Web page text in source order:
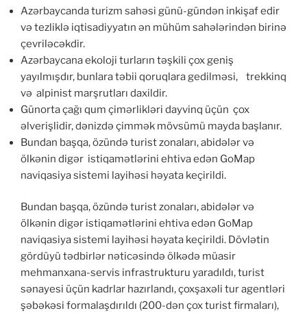
Azərbaycanda turizm sahəsi günü-gündən inkişaf edir
və tezliklə iqtisadiyyatın ən mühüm sahələrindən birinə
çevriləcəkdir.
Azərbaycana ekoloji turların təşkili çox geniş
yayılmışdır, bunlara təbii qoruqlara gedilməsi, trekkinq
və alpinist marşrutları daxildir.
Günorta çağı qum çimərlikləri dayvinq üçün çox
əlverişlidir, dənizdə çimmək mövsümü mayda başlanır.
Bundan başqa, özündə turist zonaları, abidələr və
ölkənin digər istiqamətlərini ehtiva edən GoMap
naviqasiya sistemi layihəsi həyata keçirildi.
Bundan başqa, özündə turist zonaları, abidələr və
ölkənin digər istiqamətlərini ehtiva edən GoMap
naviqasiya sistemi layihəsi həyata keçirildi. Dövlətin
gördüyü tədbirlər nəticəsində ölkədə müasir
mehmanxana-servis infrastrukturu yaradıldı, turist
sənayesi üçün kadrlar hazırlandı, çoxşaxəli tur agentləri
şəbəkəsi formalaşdırıldı (200-dən çox turist firmaları),